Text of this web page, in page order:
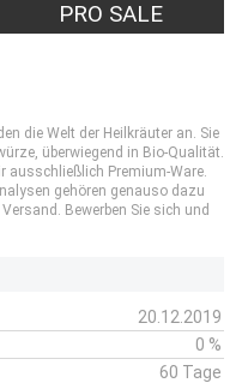
PRO SALE
die Welt der Heilkräuter an. Sie
überwiegend in Bio-Qualität.
ausschließlich Premium-Ware.
gehören genauso dazu
Bewerben Sie sich und
20.12.2019
0 %
60 Tage